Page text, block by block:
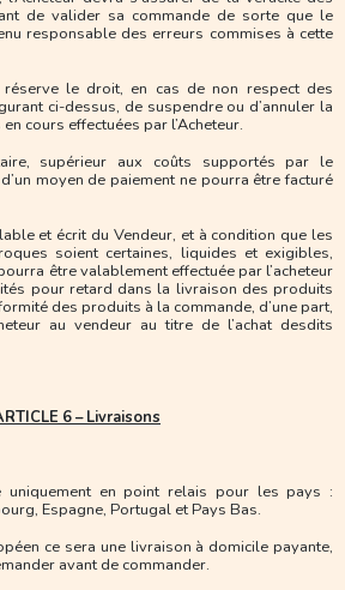
de valider sa commande de sorte que le
responsable des erreurs commises à cette
le droit, en cas de non respect des
ci-dessus, de suspendre ou d’annuler la
cours effectuées par l’Acheteur.
supérieur aux coûts supportés par le
moyen de paiement ne pourra être facturé
et écrit du Vendeur, et à condition que les
soient certaines, liquides et exigibles,
être valablement effectuée par l’acheteur
pour retard dans la livraison des produits
des produits à la commande, d’une part,
au vendeur au titre de l’achat desdits
6 – Livraisons
uniquement en point relais pour les pays :
Espagne, Portugal et Pays Bas.
ce sera une livraison à domicile payante,
avant de commander.